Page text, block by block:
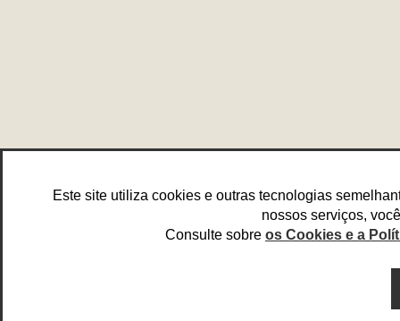
Este site utiliza cookies e outras tecnologias
nossos serviços,
Consulte sobre os Cookies e a